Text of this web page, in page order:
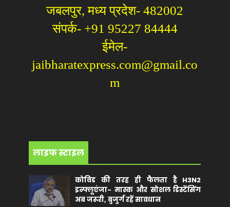
जबलपुर, मध्य प्रदेश- 482002
संपर्क- +91 95227 84444
ईमेल-
jaibharatexpress.com@gmail.co
m
लाइफ स्टाइल
कोविड की तरह ही फैलता है H3N2
इन्फ्लूएंजा- मास्क और सोशल डिस्टेंसिंग
अब जरूरी, बुजुर्ग रहें सावधान